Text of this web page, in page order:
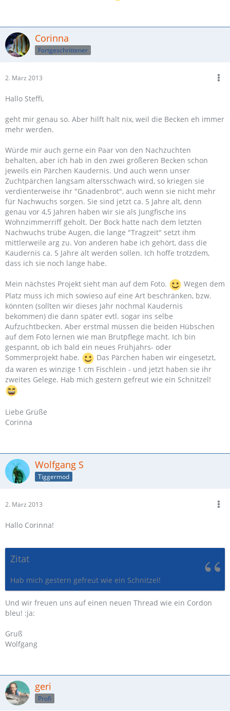
Corinna
Fortgeschrittener
2. März 2013
Hallo Steffi,
geht mir genau so. Aber hilft halt nix, weil die Becken eh immer
mehr werden.
Würde mir auch gerne ein Paar von den Nachzuchten
behalten, aber ich hab in den zwei größeren Becken schon
jeweils ein Pärchen Kaudernis. Und auch wenn unser
Zuchtpärchen langsam altersschwach wird, so kriegen sie
verdienterweise ihr "Gnadenbrot", auch wenn sie nicht mehr
für Nachwuchs sorgen. Sie sind jetzt ca. 5 Jahre alt, denn
genau vor 4,5 Jahren haben wir sie als Jungfische ins
Wohnzimmerriff geholt. Der Bock hatte nach dem letzten
Nachwuchs trübe Augen, die lange "Tragzeit" setzt ihm
mittlerweile arg zu. Von anderen habe ich gehört, dass die
Kaudernis ca. 5 Jahre alt werden sollen. Ich hoffe trotzdem,
dass ich sie noch lange habe.
Mein nächstes Projekt sieht man auf dem Foto.
Wegen dem
Platz muss ich mich sowieso auf eine Art beschränken, bzw.
könnten (sollten wir dieses Jahr nochmal Kaudernis
bekommen) die dann später evtl. sogar ins selbe
Aufzuchtbecken. Aber erstmal müssen die beiden Hübschen
auf dem Foto lernen wie man Brutpflege macht. Ich bin
gespannt, ob ich bald ein neues Frühjahrs- oder
Sommerprojekt habe.
Das Pärchen haben wir eingesetzt,
da waren es winzige 1 cm Fischlein - und jetzt haben sie ihr
zweites Gelege. Hab mich gestern gefreut wie ein Schnitzel!
Liebe Grüße
Corinna
Wolfgang S
Tiggermod
2. März 2013
Hallo Corinna!
Zitat
Hab mich gestern gefreut wie ein Schnitzel!
Und wir freuen uns auf einen neuen Thread wie ein Cordon
bleu! :ja:
Gruß
Wolfgang
geri
Profi